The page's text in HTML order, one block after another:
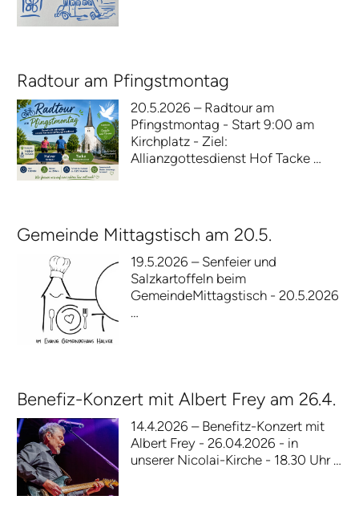
Radtour am Pfingstmontag
20.5.2026 – Radtour am
Pfingstmontag - Start 9:00 am
Kirchplatz - Ziel:
Allianzgottesdienst Hof Tacke …
Gemeinde Mittagstisch am 20.5.
19.5.2026 – Senfeier und
Salzkartoffeln beim
GemeindeMittagstisch - 20.5.2026
…
Benefiz-Konzert mit Albert Frey am 26.4.
14.4.2026 – Benefitz-Konzert mit
Albert Frey - 26.04.2026 - in
unserer Nicolai-Kirche - 18.30 Uhr …